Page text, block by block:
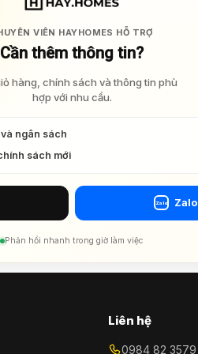
VIÊN HAYHOMES HỖ TRỢ
Cần thêm thông tin?
hàng, chính sách và thông tin phù
hợp với nhu cầu.
ngân sách
sách mới
Zalo Zalo
Phản hồi nhanh trong giờ làm việc
Liên hệ
0984 82 3579